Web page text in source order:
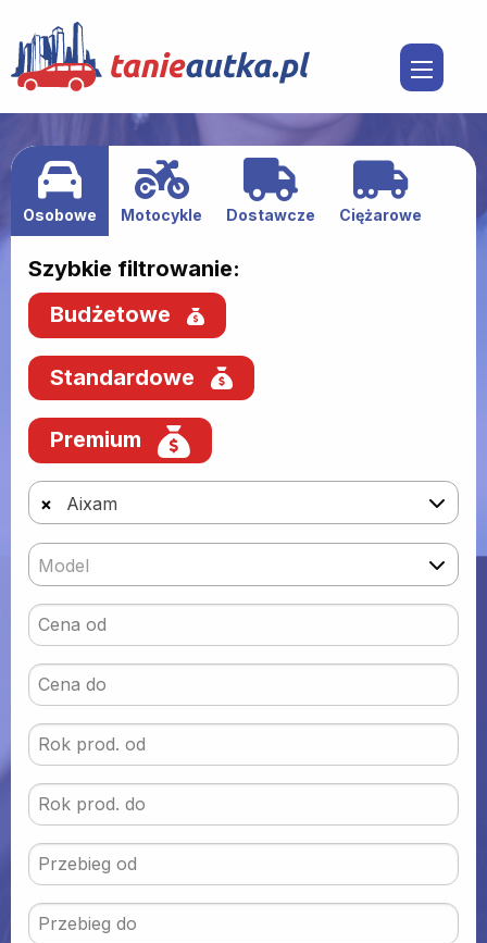
Osobowe Motocykle Dostawcze Ciężarowe
Szybkie filtrowanie:
Budżetowe
Standardowe
Premium
× Aixam
Model